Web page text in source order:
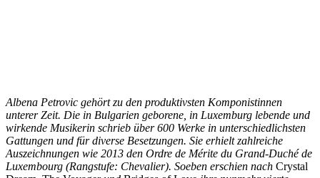
Albena Petrovic gehört zu den produktivsten Komponistinnen
unterer Zeit. Die in Bulgarien geborene, in Luxemburg lebende und
wirkende Musikerin schrieb über 600 Werke in unterschiedlichsten
Gattungen und für diverse Besetzungen. Sie erhielt zahlreiche
Auszeichnungen wie 2013 den Ordre de Mérite du Grand-Duché de
Luxembourg (Rangstufe: Chevalier). Soeben erschien nach Crystal